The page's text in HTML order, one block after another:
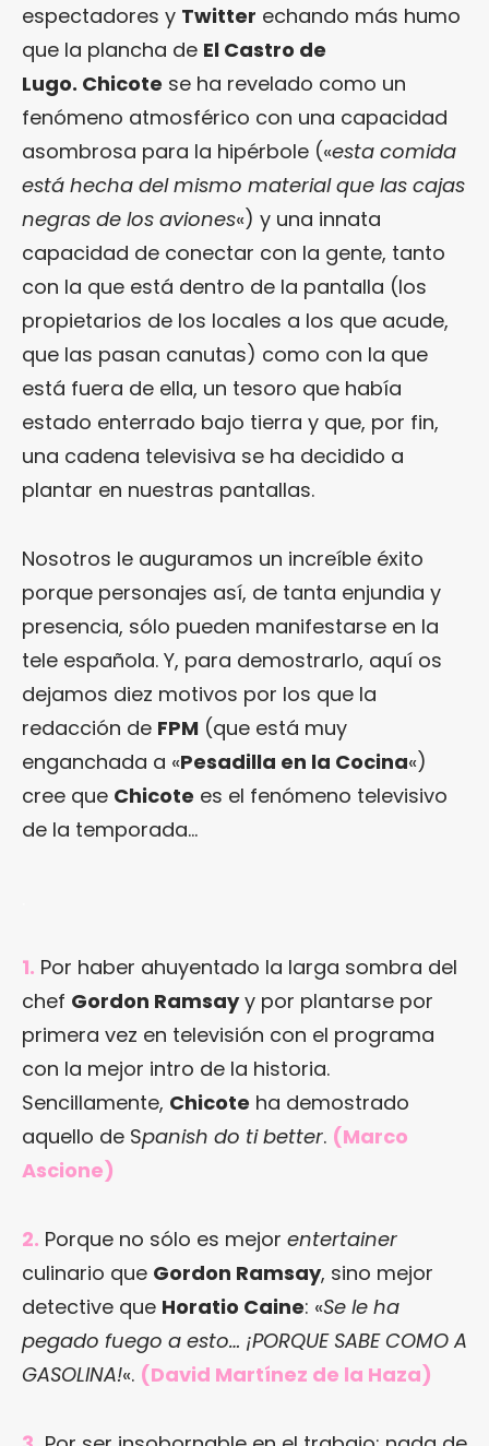
espectadores y Twitter echando más humo
que la plancha de El Castro de
Lugo. Chicote se ha revelado como un
fenómeno atmosférico con una capacidad
asombrosa para la hipérbole («esta comida
está hecha del mismo material que las cajas
negras de los aviones«) y una innata
capacidad de conectar con la gente, tanto
con la que está dentro de la pantalla (los
propietarios de los locales a los que acude,
que las pasan canutas) como con la que
está fuera de ella, un tesoro que había
estado enterrado bajo tierra y que, por fin,
una cadena televisiva se ha decidido a
plantar en nuestras pantallas.
Nosotros le auguramos un increíble éxito
porque personajes así, de tanta enjundia y
presencia, sólo pueden manifestarse en la
tele española. Y, para demostrarlo, aquí os
dejamos diez motivos por los que la
redacción de FPM (que está muy
enganchada a «Pesadilla en la Cocina«)
cree que Chicote es el fenómeno televisivo
de la temporada…
1. Por haber ahuyentado la larga sombra del
chef Gordon Ramsayy por plantarse por
primera vez en televisión con el programa
con la mejor intro de la historia.
Sencillamente, Chicote ha demostrado
aquello de Spanish do ti better. (Marco
Ascione)
2. Porque no sólo es mejor entertainer
culinario que Gordon Ramsay, sino mejor
detective que Horatio Caine: «Se le ha
pegado fuego a esto… ¡PORQUE SABE COMO A
GASOLINA!«. (David Martínez de la Haza)